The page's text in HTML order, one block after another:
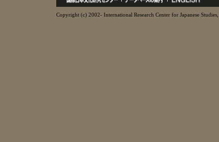
Copyright (c) 2002- International Research Center for Japanese